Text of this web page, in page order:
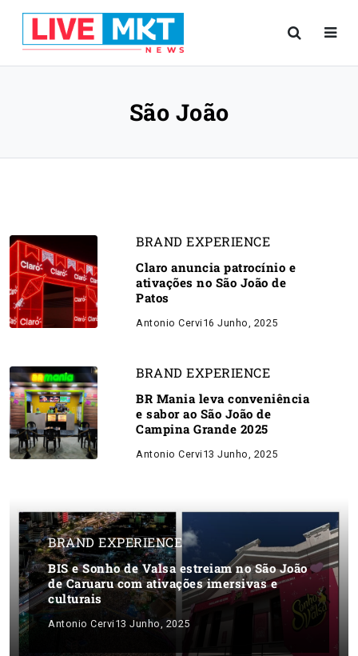
São João
BRAND EXPERIENCE
Claro anuncia patrocínio e
ativações no São João de
Patos
Antonio Cervi 16 Junho, 2025
BRAND EXPERIENCE
BR Mania leva conveniência
e sabor ao São João de
Campina Grande 2025
Antonio Cervi 13 Junho, 2025
BRAND EXPERIENCE
BIS e Sonho de Valsa estreiam no São João
de Caruaru com ativações imersivas e
culturais
Antonio Cervi 13 Junho, 2025